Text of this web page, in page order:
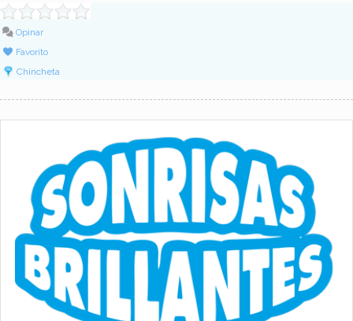
Opinar
Favorito
Chincheta